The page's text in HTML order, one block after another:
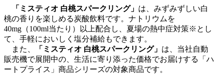
「ミスティオ 白桃スパークリング」 は、みずみずしい白
桃の香りを楽しめる炭酸飲料です。ナトリウムを
40mg（100ml当たり）以上配合し、夏場の熱中症対策※とし
て、手軽においしく塩分補給もできます。
また、
「ミスティオ 白桃スパークリング」 は、当社自動
販売機で展開中の、生活に寄り添った価格でお届けする「ハ
ートプライス」商品シリーズの対象商品です。